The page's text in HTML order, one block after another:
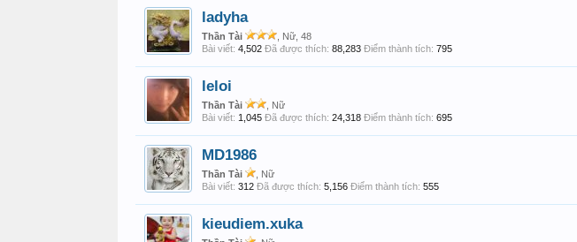
ladyha
Thần Tài
, Nữ, 48
Bài viết: 4,502 Đã được thích: 88,283 Điểm thành tích: 795
leloi
Thần Tài
, Nữ
Bài viết: 1,045 Đã được thích: 24,318 Điểm thành tích: 695
MD1986
Thần Tài
, Nữ
Bài viết: 312 Đã được thích: 5,156 Điểm thành tích: 555
kieudiem.xuka